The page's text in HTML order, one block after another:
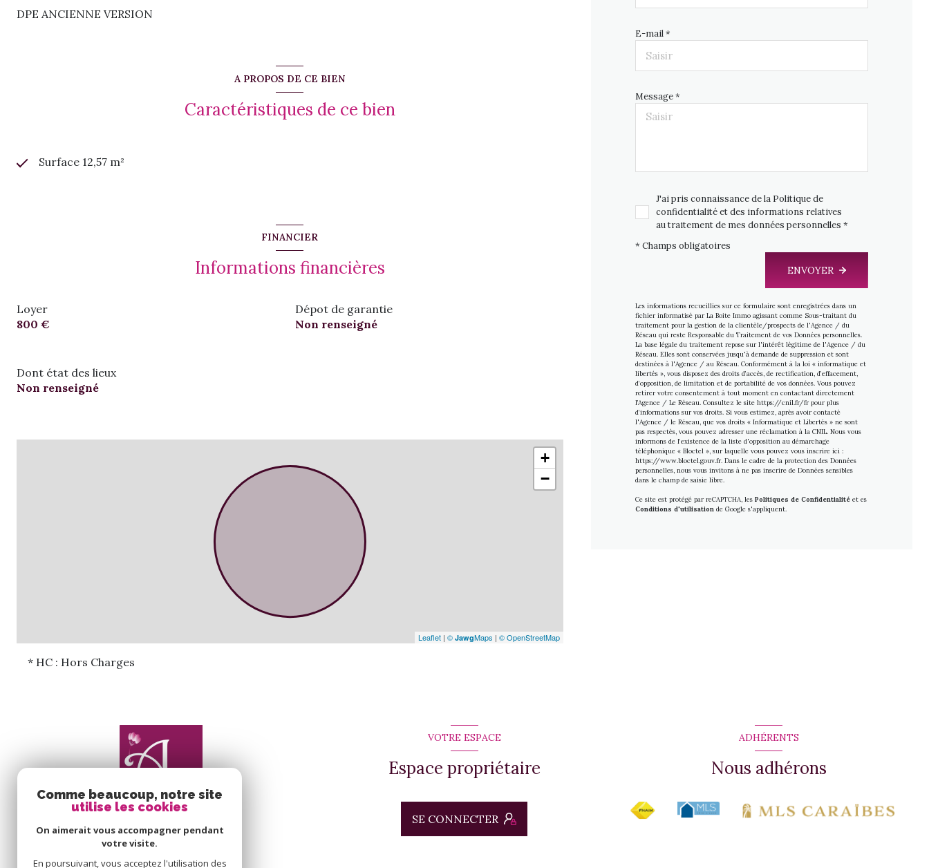
Honoraires d’agence : 1 440 euros HT
DPE ANCIENNE VERSION
A PROPOS DE CE BIEN
Caractéristiques de ce bien
Surface 12,57 m²
FINANCIER
Informations financières
Loyer
800 €
Dont état des lieux
Non renseigné
Dépot de garantie
Non renseigné
+
−
Leaflet| © JawgMaps | © OpenStreetMap
E-mail *
Message *
J'ai pris connaissance de la Politique de
confidentialité et des informations relatives
au traitement de mes données personnelles *
* Champs obligatoires
ENVOYER
Les informations recueillies sur ce formulaire sont enregistrées dans un
fichier informatisé par La Boite Immo agissant comme Sous-traitant du
traitement pour la gestion de la clientèle/prospects de l'Agence / du
Réseau qui reste Responsable du Traitement de vos Données personnelles.
La base légale du traitement repose sur l'intérêt légitime de l'Agence / du
Réseau. Elles sont conservées jusqu'à demande de suppression et sont
destinées à l'Agence / au Réseau. Conformément à la loi « informatique et
libertés », vous disposez des droits d’accès, de rectification, d’effacement,
d’opposition, de limitation et de portabilité de vos données. Vous pouvez
retirer votre consentement à tout moment en contactant directement
l’Agence / Le Réseau. Consultez le site https://cnil.fr/frpour plus
d’informations sur vos droits. Si vous estimez, après avoir contacté
l'Agence / le Réseau, que vos droits « Informatique et Libertés » ne sont
pas respectés, vous pouvez adresser une réclamation à la CNIL. Nous vous
informons de l’existence de la liste d'opposition au démarchage
téléphonique « Bloctel », sur laquelle vous pouvez vous inscrire ici :
https://www.bloctel.gouv.fr. Dans le cadre de la protection des Données
personnelles, nous vous invitons à ne pas inscrire de Données sensibles
dans le champ de saisie libre.
Ce site est protégé par reCAPTCHA, les Politiques de Confidentialitéet es
Conditions d'utilisationde Google s'appliquent.
* HC : Hors Charges
VOTRE ESPACE
Espace propriétaire
SE CONNECTER
ADHÉRENTS
Nous adhérons
Comme beaucoup, notre site
utilise les cookies
On aimerait vous accompagner pendant
votre visite.
En poursuivant, vous acceptez l'utilisation des